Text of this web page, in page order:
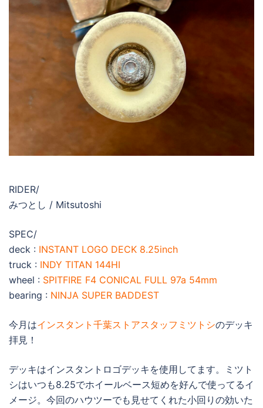
RIDER/
みつとし / Mitsutoshi
SPEC/
deck : INSTANT LOGO DECK 8.25inch
truck : INDY TITAN 144HI
wheel : SPITFIRE F4 CONICAL FULL 97a 54mm
bearing : NINJA SUPER BADDEST
今月はインスタント千葉ストアスタッフミツトシのデッキ
拝見！
デッキはインスタントロゴデッキを使用してます。ミツト
シはいつも8.25でホイールベース短めを好んで使ってるイ
メージ。今回のハウツーでも見せてくれた小回りの効いた